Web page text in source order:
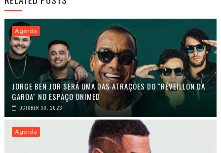
Agenda
JORGE BEN JOR SERÁ UMA DAS ATRAÇÕES DO "RÉVEILLON DA
GAROA" NO ESPAÇO UNIMED
OCTOBER 30, 2023
Agenda